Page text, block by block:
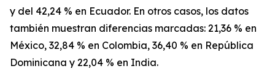
y del 42,24 % en Ecuador. En otros casos, los datos
también muestran diferencias marcadas: 21,36 % en
México, 32,84 % en Colombia, 36,40 % en República
Dominicana y 22,04 % en India.